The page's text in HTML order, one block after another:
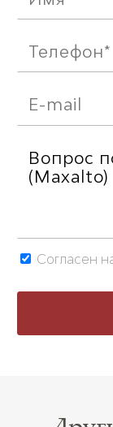
Согласен